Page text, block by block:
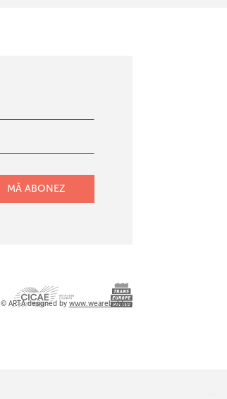
© ARTA designed by www.wearebold.ro